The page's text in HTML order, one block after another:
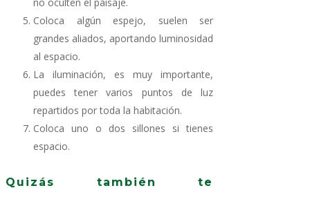
Coloca algún espejo, suelen ser
grandes aliados, aportando luminosidad
al espacio.
La iluminación, es muy importante,
puedes tener varios puntos de luz
repartidos por toda la habitación.
Coloca uno o dos sillones si tienes
espacio.
Quizás también te